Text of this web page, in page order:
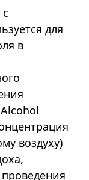
для
в
Alcohol
воздуху)